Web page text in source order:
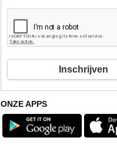
Inschrijven
ONZE APPS